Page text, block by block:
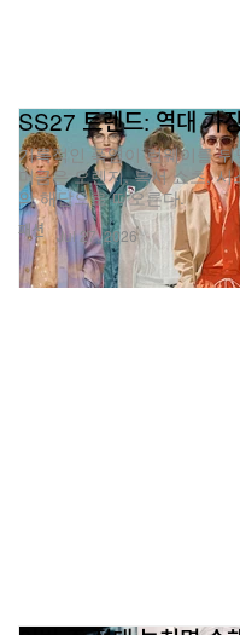
패션
SS27 트렌드: 역대 가
기록적인 폭염이 런웨이를
머금은 오렌지, 복서 쇼츠,
의 해답으로 떠오른다.
Jul 27, 2026